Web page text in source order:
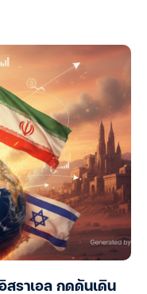
สราเอล กดดันเดิน